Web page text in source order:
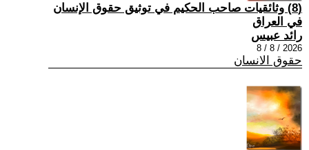
(8) وثائقيات صاحب الحكيم في توثيق حقوق الإنسان
في العراق
رائد عبيس
2026 / 8 / 8
حقوق الانسان